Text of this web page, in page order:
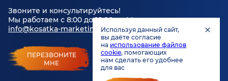
Звоните и консультируйтесь!
Мы работаем с 8:00 до 18:00 по Москве.
info@kosatka-marketing.ru
ПЕРЕЗВОНИТЕ
МНЕ
Используя данный сайт,
вы даёте согласие
на использование файлов
cookie, помогающих
нам сделать его удобнее
для вас